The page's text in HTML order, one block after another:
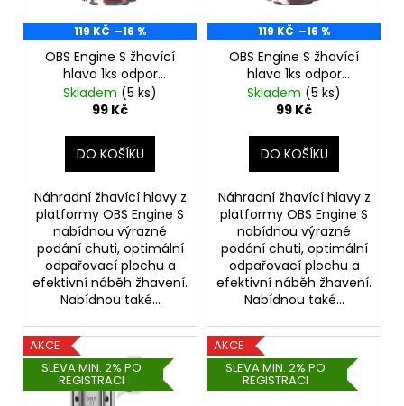
u
k
r 119 KČ –16 %
OBS Engine S žhavící
hlava 1ks odpor
0,2ohm
Skladem (5 ks)
99 Kč
DO KOŠÍKU
Náhradní žhavící hlavy z
platformy OBS Engine S
nabídnou výrazné
podání chuti, optimální
odpařovací plochu a
efektivní náběh žhavení.
Nabídnou také...
119 KČ –16 %
OBS Engine S žhavící
hlava 1ks odpor
0,4ohm
Skladem (5 ks)
99 Kč
DO KOŠÍKU
Náhradní žhavící hlavy z
platformy OBS Engine S
nabídnou výrazné
podání chuti, optimální
odpařovací plochu a
efektivní náběh žhavení.
Nabídnou také...
AKCE
SLEVA MIN. 2% PO
REGISTRACI
AKCE
SLEVA MIN. 2% PO
REGISTRACI
ELF
BAR
600
20MG